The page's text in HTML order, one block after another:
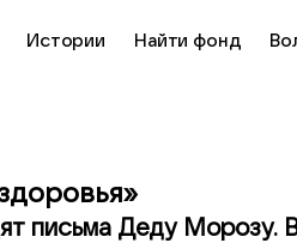
Истории Найти фонд
письма Деду Морозу.